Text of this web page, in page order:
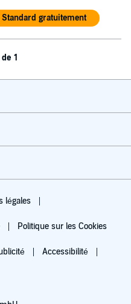
Standard gratuitement
1
légales
Politique sur les Cookies
Accessibilité